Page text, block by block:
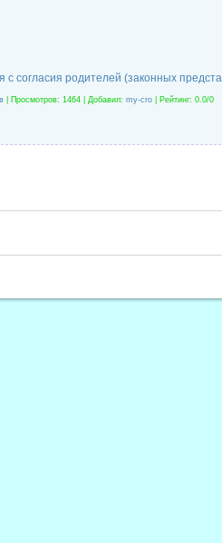
с согласия родителей (законных
Просмотров: 1464 | Добавил: my-cro Рейтинг: 0.0/0